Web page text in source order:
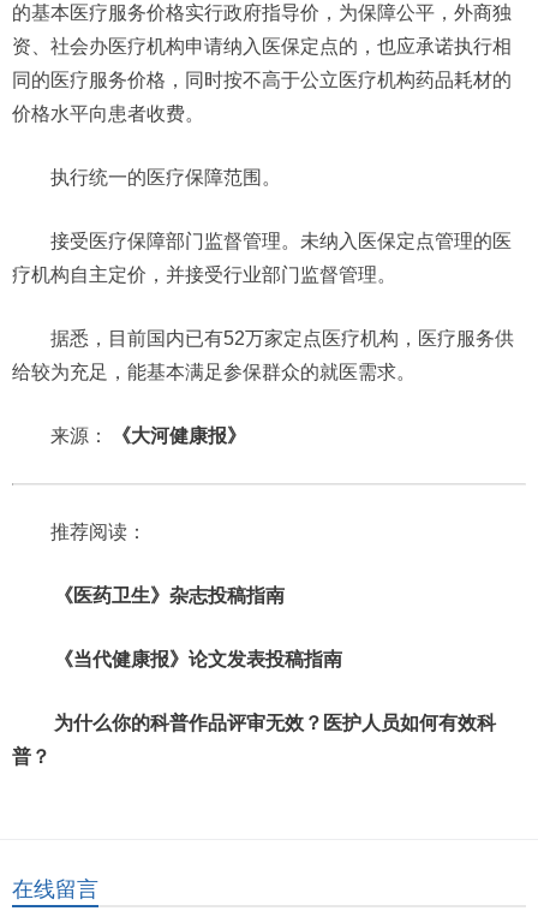
的基本医疗服务价格实行政府指导价，为保障公平，外商独
资、社会办医疗机构申请纳入医保定点的，也应承诺执行相
同的医疗服务价格，同时按不高于公立医疗机构药品耗材的
价格水平向患者收费。
执行统一的医疗保障范围。
接受医疗保障部门监督管理。未纳入医保定点管理的医
疗机构自主定价，并接受行业部门监督管理。
据悉，目前国内已有52万家定点医疗机构，医疗服务供
给较为充足，能基本满足参保群众的就医需求。
来源： 《大河健康报》
推荐阅读：
《医药卫生》杂志投稿指南
《当代健康报》论文发表投稿指南
为什么你的科普作品评审无效？医护人员如何有效科
普？
在线留言